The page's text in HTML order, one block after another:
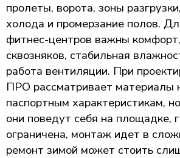
пролеты, ворота, зоны
холода и промерзание полов.
фитнес-центров важны
сквозняков, стабильная
работа вентиляции. При
ПРО рассматривает материалы
паспортным характеристикам,
они поведут себя на площадке,
ограничена, монтаж идет в
ремонт зимой может стоить